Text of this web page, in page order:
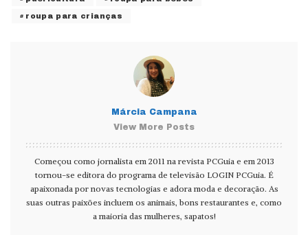
roupa para crianças
Márcia Campana
View More Posts
Começou como jornalista em 2011 na revista PCGuia e em 2013
tornou-se editora do programa de televisão LOGIN PCGuia. É
apaixonada por novas tecnologias e adora moda e decoração. As
suas outras paixões incluem os animais, bons restaurantes e, como
a maioria das mulheres, sapatos!